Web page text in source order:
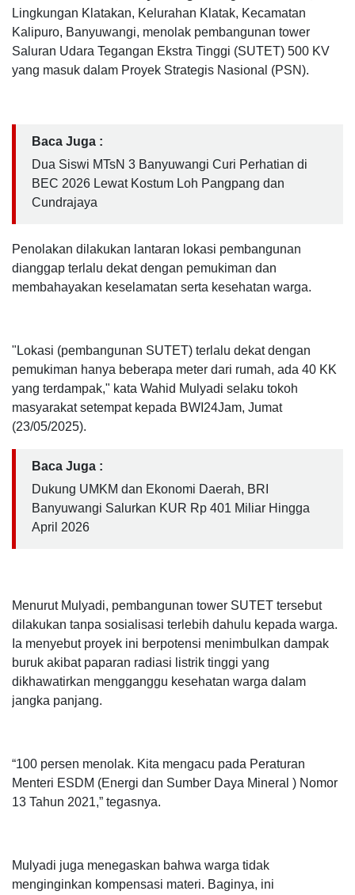
Lingkungan Klatakan, Kelurahan Klatak, Kecamatan
Kalipuro, Banyuwangi, menolak pembangunan tower
Saluran Udara Tegangan Ekstra Tinggi (SUTET) 500 KV
yang masuk dalam Proyek Strategis Nasional (PSN).
Baca Juga :
Dua Siswi MTsN 3 Banyuwangi Curi Perhatian di
BEC 2026 Lewat Kostum Loh Pangpang dan
Cundrajaya
Penolakan dilakukan lantaran lokasi pembangunan
dianggap terlalu dekat dengan pemukiman dan
membahayakan keselamatan serta kesehatan warga.
"Lokasi (pembangunan SUTET) terlalu dekat dengan
pemukiman hanya beberapa meter dari rumah, ada 40 KK
yang terdampak," kata Wahid Mulyadi selaku tokoh
masyarakat setempat kepada BWI24Jam, Jumat
(23/05/2025).
Baca Juga :
Dukung UMKM dan Ekonomi Daerah, BRI
Banyuwangi Salurkan KUR Rp 401 Miliar Hingga
April 2026
Menurut Mulyadi, pembangunan tower SUTET tersebut
dilakukan tanpa sosialisasi terlebih dahulu kepada warga.
Ia menyebut proyek ini berpotensi menimbulkan dampak
buruk akibat paparan radiasi listrik tinggi yang
dikhawatirkan mengganggu kesehatan warga dalam
jangka panjang.
“100 persen menolak. Kita mengacu pada Peraturan
Menteri ESDM (Energi dan Sumber Daya Mineral ) Nomor
13 Tahun 2021,” tegasnya.
Mulyadi juga menegaskan bahwa warga tidak
menginginkan kompensasi materi. Baginya, ini